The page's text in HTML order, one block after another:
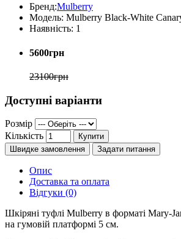
Бренд:Mulberry
Модель: Mulberry Black-White
Наявність: 1
5600грн
23100грн
Доступні варіанти
Розмір
Кількість
Купити
Швидке замовлення
Задати питання
Опис
Доставка та оплата
Відгуки (0)
Шкіряні туфлі Mulberry в форматі Mary-
на гумовій платформі 5 см.